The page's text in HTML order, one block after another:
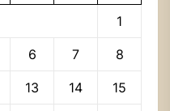
1
6 7 8
13 14 15